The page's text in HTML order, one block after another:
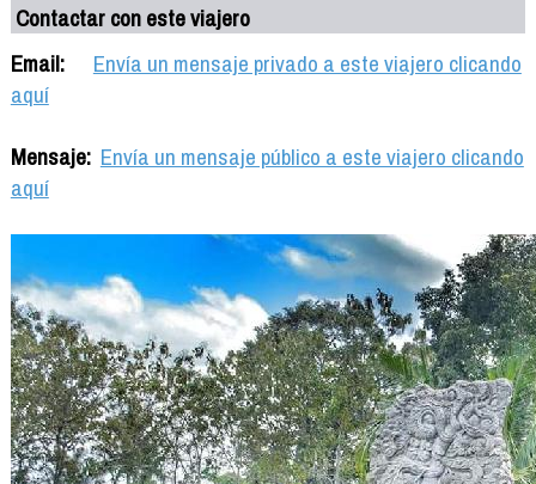
Contactar con este viajero
Email:
Envía un mensaje privado a este viajero clicando
aquí
Mensaje: Envía un mensaje público a este viajero clicando
aquí